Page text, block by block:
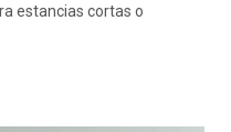
estancias cortas o